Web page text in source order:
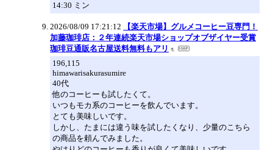
14:30 ミン
2026/08/09 17:21:12
【楽天市場】グルメコーヒー豆専門！
加藤珈琲店：２年連続楽天市場ショップオブザイヤー受賞
珈琲豆通販名古屋送料無料もアリ
196,115
himawarisakurasumire
40代
他のコーヒーも試したくて。
いつもモカ系のコーヒーを飲んでいます。
とても美味しいです。
しかし、たまには違う味を試したくなり、少量のこちら
の商品を頼んでみました。